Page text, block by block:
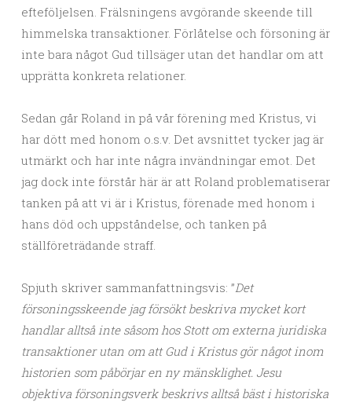
efteföljelsen. Frälsningens avgörande skeende till
himmelska transaktioner. Förlåtelse och försoning är
inte bara något Gud tillsäger utan det handlar om att
upprätta konkreta relationer.
Sedan går Roland in på vår förening med Kristus, vi
har dött med honom o.s.v. Det avsnittet tycker jag är
utmärkt och har inte några invändningar emot. Det
jag dock inte förstår här är att Roland problematiserar
tanken på att vi är i Kristus, förenade med honom i
hans död och uppståndelse, och tanken på
ställföreträdande straff.
Spjuth skriver sammanfattningsvis: ”Det
försoningsskeende jag försökt beskriva mycket kort
handlar alltså inte såsom hos Stott om externa juridiska
transaktioner utan om att Gud i Kristus gör något inom
historien som påbörjar en ny mänsklighet. Jesu
objektiva försoningsverk beskrivs alltså bäst i historiska